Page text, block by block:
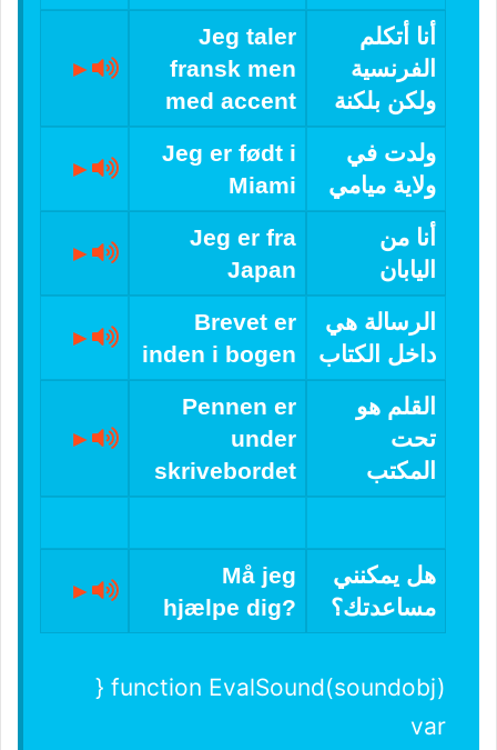
أنا أتكلم
الفرنسية
ولكن بلكنة
Jeg taler
fransk men
med accent
►
ولدت في
ولاية ميامي
Jeg er født i
Miami
►
أنا من
اليابان
Jeg er fra
Japan
►
الرسالة هي
داخل الكتاب
Brevet er
inden i bogen
►
القلم هو
تحت
المكتب
Pennen er
under
skrivebordet
►
هل يمكنني
مساعدتك؟
Må jeg
hjælpe dig?
►
function EvalSound(soundobj) {
var